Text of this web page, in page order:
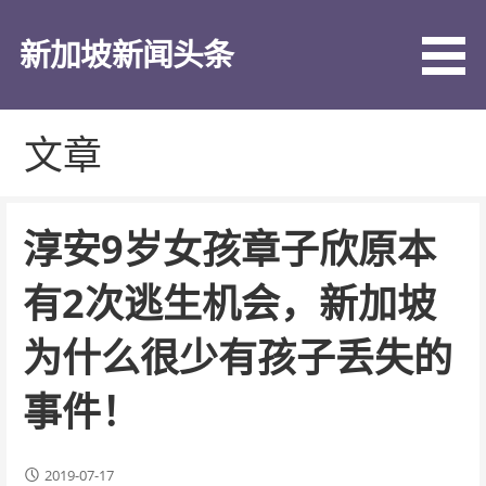
新加坡新闻头条
文章
淳安9岁女孩章子欣原本
有2次逃生机会，新加坡
为什么很少有孩子丢失的
事件！
2019-07-17